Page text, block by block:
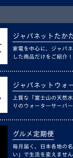
ジャパネットたか
家電を中心に、ジャパ
した商品だけをご紹介！
ジャパネットウォ
上質な「富士山の天然
りのウォーターサーバー
グルメ定期便
毎月届く、日本各地の
い」で生活を変えません